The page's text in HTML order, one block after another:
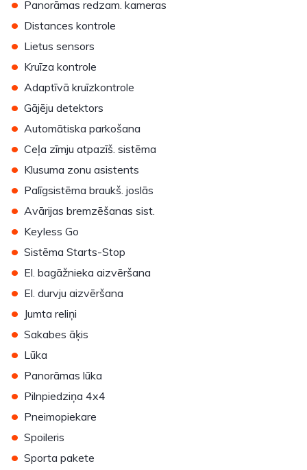
Panorāmas redzam. kameras
• Distances kontrole
• Lietus sensors
• Kruīza kontrole
• Adaptīvā kruīzkontrole
• Gājēju detektors
• Automātiska parkošana
• Ceļa zīmju atpazīš. sistēma
• Klusuma zonu asistents
• Palīgsistēma braukš. joslās
• Avārijas bremzēšanas sist.
• Keyless Go
• Sistēma Starts-Stop
• El. bagāžnieka aizvēršana
• El. durvju aizvēršana
• Jumta reliņi
• Sakabes āķis
• Lūka
• Panorāmas lūka
• Pilnpiedziņa 4x4
• Pneimopiekare
• Spoileris
• Sporta pakete